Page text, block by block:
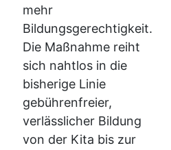
mehr
Bildungsgerechtigkeit.
Die Maßnahme reiht
sich nahtlos in die
bisherige Linie
gebührenfreier,
verlässlicher Bildung
von der Kita bis zur